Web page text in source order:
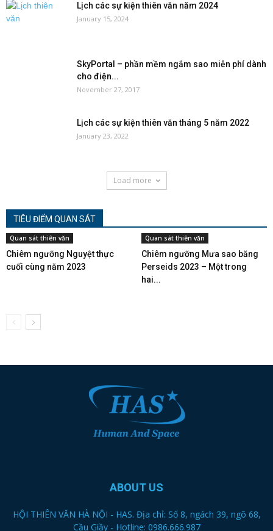
Lịch các sự kiện thiên văn năm 2024
January 15, 2024
SkyPortal – phần mềm ngắm sao miễn phí dành
cho điện...
November 27, 2017
Lịch các sự kiện thiên văn tháng 5 năm 2022
January 23, 2022
Load more
TIÊU ĐIỂM QUAN SÁT
Quan sát thiên văn
Chiêm ngưỡng Nguyệt thực
cuối cùng năm 2023
Quan sát thiên văn
Chiêm ngưỡng Mưa sao băng
Perseids 2023 – Một trong
hai...
ABOUT US
HỘI THIÊN VĂN HÀ NỘI - HAS. Địa chỉ: Số 8, ngách 39, ngõ 68,
Cầu Giầy - Hotline: 0986.666.987